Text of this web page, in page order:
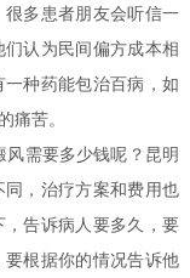
多患者朋友会听信一
认为民间偏方成本相
种药能包治百病，如
痛苦。
需要多少钱呢？昆明
，治疗方案和费用也
告诉病人要多久，要
根据你的情况告诉他